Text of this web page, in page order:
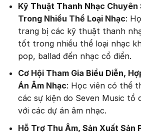
Kỹ Thuật Thanh Nhạc Chuyên
Trong Nhiều Thể Loại Nhạc:
trang bị các kỹ thuật thanh
tốt trong nhiều thể loại nhạc
pop, ballad đến nhạc cổ điển.
Cơ Hội Tham Gia Biểu Diễn,
Án Âm Nhạc: Học viên có thể
các sự kiện do Seven Music tổ
với các dự án âm nhạc.
Hỗ Trợ Thu Âm, Sản Xuất Sản